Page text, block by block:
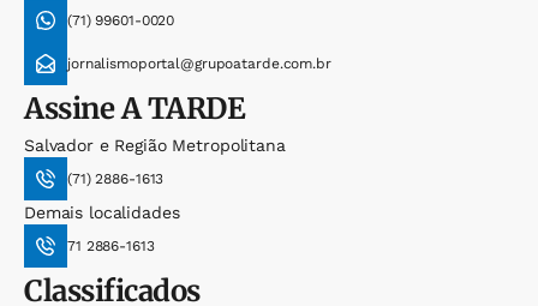
(71) 99601-0020
jornalismoportal@grupoatarde.com.br
AssineA TARDE
Salvador e Região Metropolitana
(71) 2886-1613
Demais localidades
71 2886-1613
Classificados